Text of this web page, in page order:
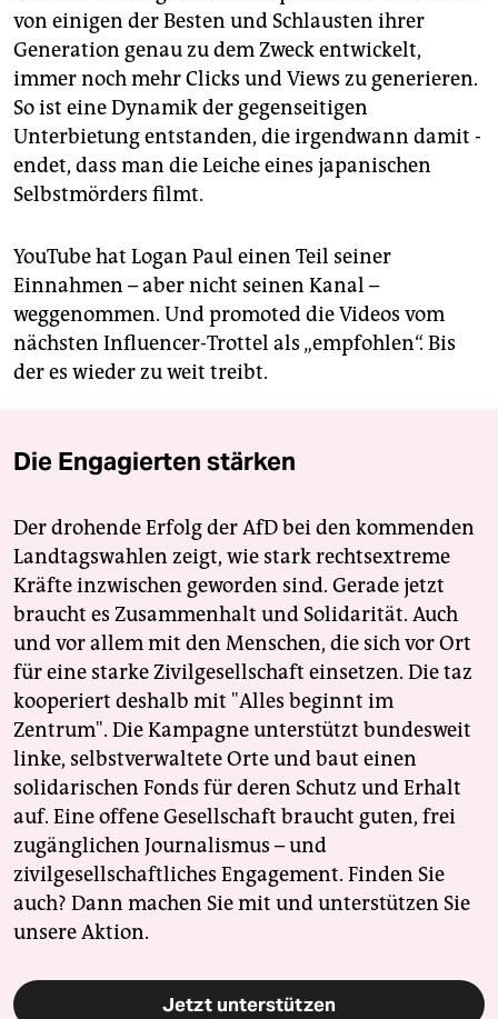
von einigen der Besten und Schlausten ihrer
Generation genau zu dem Zweck entwickelt,
immer noch mehr Clicks und Views zu generieren.
So ist eine Dynamik der gegenseitigen
Unterbietung entstanden, die irgendwann damit ­
endet, dass man die Leiche eines japanischen
Selbstmörders filmt.
YouTube hat Logan Paul einen Teil seiner
Einnahmen – aber nicht seinen Kanal –
weggenommen. Und promoted die Videos vom
nächsten Influencer-Trottel als „empfohlen“. Bis
der es wieder zu weit treibt.
Die Engagierten stärken
Der drohende Erfolg der AfD bei den kommenden
Landtagswahlen zeigt, wie stark rechtsextreme
Kräfte inzwischen geworden sind. Gerade jetzt
braucht es Zusammenhalt und Solidarität. Auch
und vor allem mit den Menschen, die sich vor Ort
für eine starke Zivilgesellschaft einsetzen. Die taz
kooperiert deshalb mit "Alles beginnt im
Zentrum". Die Kampagne unterstützt bundesweit
linke, selbstverwaltete Orte und baut einen
solidarischen Fonds für deren Schutz und Erhalt
auf. Eine offene Gesellschaft braucht guten, frei
zugänglichen Journalismus – und
zivilgesellschaftliches Engagement. Finden Sie
auch? Dann machen Sie mit und unterstützen Sie
unsere Aktion.
Jetzt unterstützen